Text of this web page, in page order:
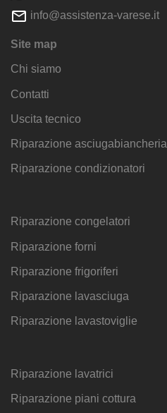
info@assistenza-varese.it
Site map
Chi siamo
Contatti
Uscita tecnico
Riparazione asciugabiancheria
Riparazione condizionatori
Riparazione congelatori
Riparazione forni
Riparazione frigoriferi
Riparazione lavasciuga
Riparazione lavastoviglie
Riparazione lavatrici
Riparazione piani cottura